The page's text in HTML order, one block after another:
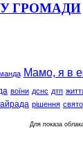
ГРОМАДИ
Мамо, я в
воїни дснс дтп
рішення свято
Для показа